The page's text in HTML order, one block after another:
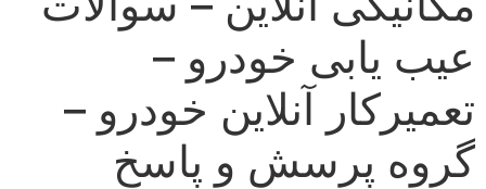
عیب یابی خودرو –
تعمیركار آنلاین خودرو –
گروه پرسش و پاسخ